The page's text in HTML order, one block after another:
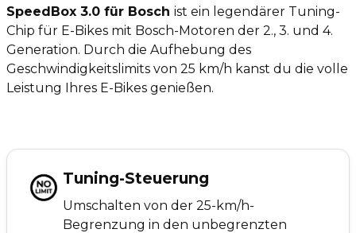
SpeedBox 3.0 für Bosch ist ein legendärer Tuning-
Chip für E-Bikes mit Bosch-Motoren der 2., 3. und 4.
Generation. Durch die Aufhebung des
Geschwindigkeitslimits von 25 km/h kanst du die volle
Leistung Ihres E-Bikes genießen.
Tuning-Steuerung
Umschalten von der 25-km/h-
Begrenzung in den unbegrenzten